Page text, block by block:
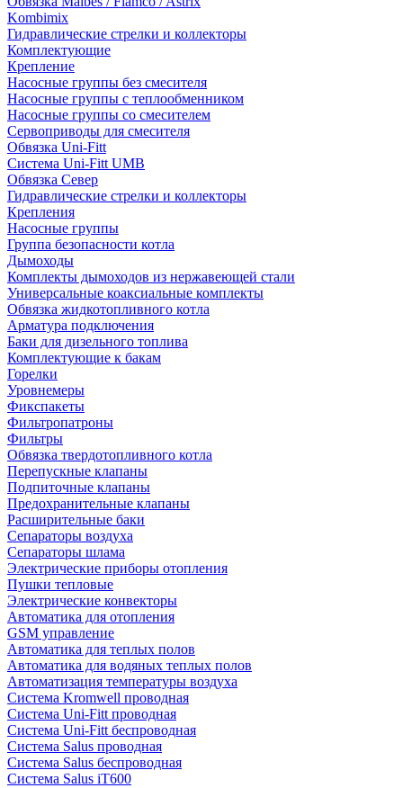
Kombimix
Гидравлические стрелки и коллекторы
Комплектующие
Крепление
Насосные группы без смесителя
Насосные группы с теплообменником
Насосные группы со смесителем
Сервоприводы для смесителя
Обвязка Uni-Fitt
Система Uni-Fitt UMB
Обвязка Север
Гидравлические стрелки и коллекторы
Крепления
Насосные группы
Группа безопасности котла
Дымоходы
Комплекты дымоходов из нержавеющей стали
Универсальные коаксиальные комплекты
Обвязка жидкотопливного котла
Арматура подключения
Баки для дизельного топлива
Комплектующие к бакам
Горелки
Уровнемеры
Фикспакеты
Фильтропатроны
Фильтры
Обвязка твердотопливного котла
Перепускные клапаны
Подпиточные клапаны
Предохранительные клапаны
Расширительные баки
Сепараторы воздуха
Сепараторы шлама
Электрические приборы отопления
Пушки тепловые
Электрические конвекторы
Автоматика для отопления
GSM управление
Автоматика для теплых полов
Автоматика для водяных теплых полов
Автоматизация температуры воздуха
Система Kromwell проводная
Система Uni-Fitt проводная
Система Uni-Fitt беспроводная
Система Salus проводная
Система Salus беспроводная
Система Salus iT600